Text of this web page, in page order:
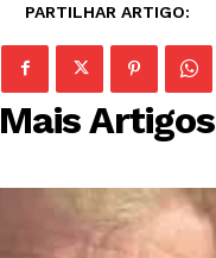
PARTILHAR ARTIGO:
Mais Artigos